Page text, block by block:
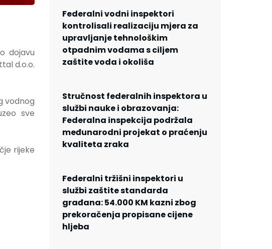
dojavu
d.o.o.
vodnog
sve
rijeke
Federalni vodni inspektori
kontrolisali realizaciju mjera za
upravljanje tehnološkim
otpadnim vodama s ciljem
zaštite voda i okoliša
Stručnost federalnih inspektora u
službi nauke i obrazovanja:
Federalna inspekcija podržala
međunarodni projekat o praćenju
kvaliteta zraka
Federalni tržišni inspektori u
službi zaštite standarda
građana: 54.000 KM kazni zbog
prekoračenja propisane cijene
hljeba